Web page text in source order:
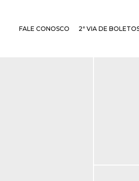
2ª VIA DE
FALE CONOSCO